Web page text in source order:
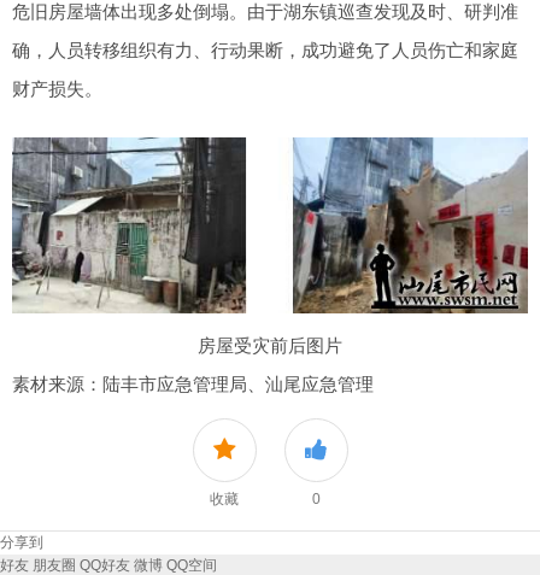
危旧房屋墙体出现多处倒塌。由于湖东镇巡查发现及时、研判准
确，人员转移组织有力、行动果断，成功避免了人员伤亡和家庭
财产损失。
房屋受灾前后图片
素材来源：陆丰市应急管理局、汕尾应急管理
收藏 0
分享到
好友 朋友圈 QQ好友 微博 QQ空间